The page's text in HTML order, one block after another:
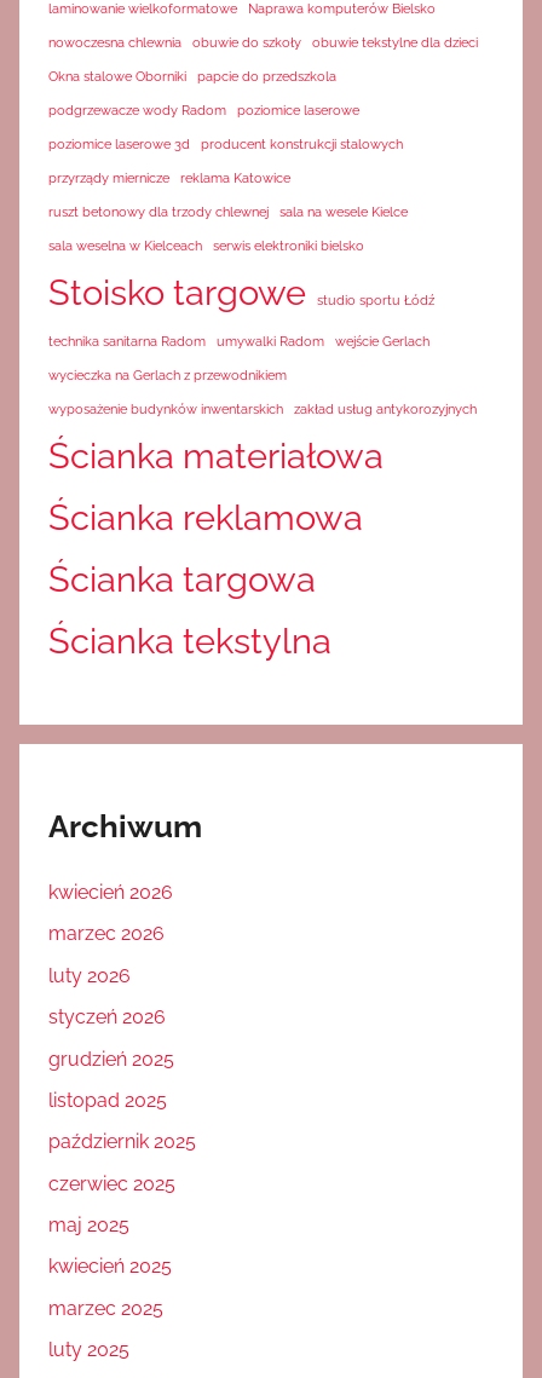
laminowanie wielkoformatowe Naprawa komputerów Bielsko
nowoczesna chlewnia obuwie do szkoły obuwie tekstylne dla dzieci
Okna stalowe Oborniki papcie do przedszkola
podgrzewacze wody Radom poziomice laserowe
poziomice laserowe 3d producent konstrukcji stalowych
przyrządy miernicze reklama Katowice
ruszt betonowy dla trzody chlewnej sala na wesele Kielce
sala weselna w Kielceach serwis elektroniki bielsko
Stoisko targowe studio sportu Łódź
technika sanitarna Radom umywalki Radom wejście Gerlach
wycieczka na Gerlach z przewodnikiem
wyposażenie budynków inwentarskich zakład usług antykorozyjnych
Ścianka materiałowa
Ścianka reklamowa
Ścianka targowa
Ścianka tekstylna
Archiwum
kwiecień 2026
marzec 2026
luty 2026
styczeń 2026
grudzień 2025
listopad 2025
październik 2025
czerwiec 2025
maj 2025
kwiecień 2025
marzec 2025
luty 2025